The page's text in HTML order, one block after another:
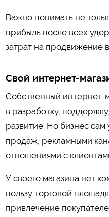
Важно понимать не
прибыль после всех
затрат на продвижение
Свой интернет-
Собственный интернет-
в разработку,
развитие. Но бизнес сам
продаж, рекламными
отношениями с
У своего магазина нет
пользу торговой
привлечение